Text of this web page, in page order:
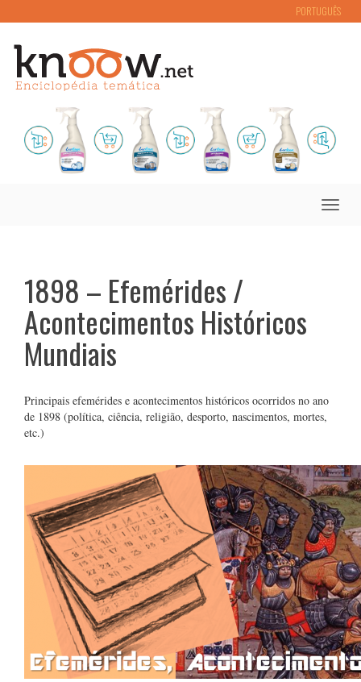
PORTUGUÊS
Toggle
1898 – Efemérides /
Acontecimentos Históricos
Mundiais
Principais efemérides e acontecimentos históricos ocorridos no ano
de 1898 (política, ciência, religião, desporto, nascimentos, mortes,
etc.)